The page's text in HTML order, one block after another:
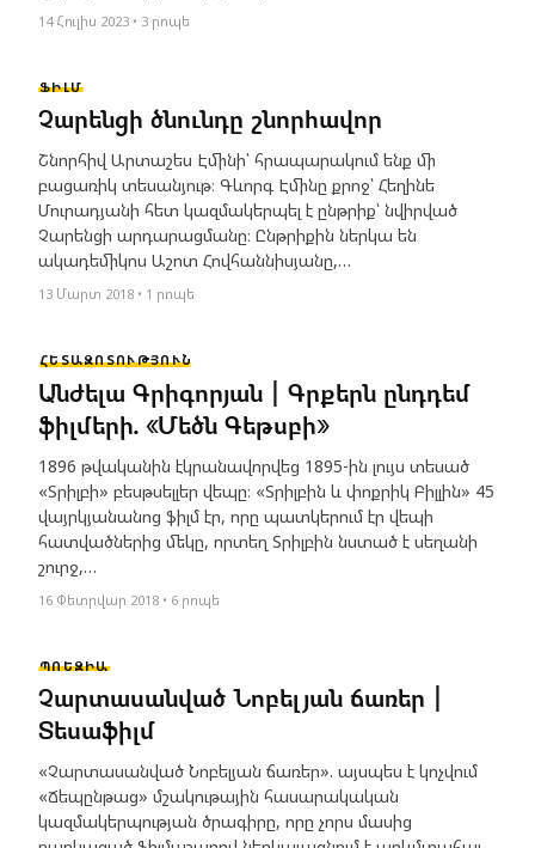
14 Հուլիս 2023 • 3 րոպե
ՖԻԼՄ
Չարենցի ծնունդը շնորհավոր
Շնորհիվ Արտաշես Էմինի՝ հրապարակում ենք մի
բացառիկ տեսանյութ։ Գևորգ Էմինը քրոջ՝ Հեղինե
Մուրադյանի հետ կազմակերպել է ընթրիք՝ նվիրված
Չարենցի արդարացմանը։ Ընթրիքին ներկա են
ակադեմիկոս Աշոտ Հովհաննիսյանը,…
13 Մարտ 2018 • 1 րոպե
ՀԵՏԱԶՈՏՈՒԹՅՈՒՆ
Անժելա Գրիգորյան | Գրքերն ընդդեմ
ֆիլմերի. «Մեծն Գեթսբի»
1896 թվականին էկրանավորվեց 1895-ին լույս տեսած
«Տրիլբի» բեսթսելլեր վեպը։ «Տրիլբին և փոքրիկ Բիլլին» 45
վայրկյանանոց ֆիլմ էր, որը պատկերում էր վեպի
հատվածներից մեկը, որտեղ Տրիլբին նստած է սեղանի
շուրջ,…
16 Փետրվար 2018 • 6 րոպե
ՊՈԵԶԻԱ
Չարտասանված Նոբելյան ճառեր |
Տեսաֆիլմ
«Չարտասանված Նոբելյան ճառեր». այսպես է կոչվում
«Ճեպընթաց» մշակութային հասարակական
կազմակերպության ծրագիրը, որը չորս մասից